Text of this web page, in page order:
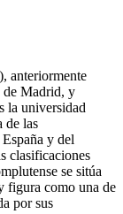
anteriormente
de Madrid, y
la universidad
de las
y del
clasificaciones
se sitúa
figura como una de
por sus